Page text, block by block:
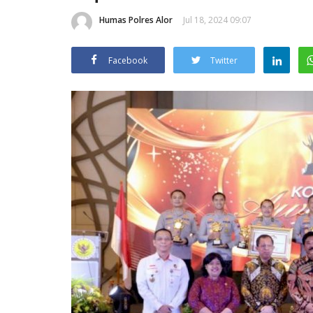
Humas Polres Alor Jul 18, 2024 09:07
Facebook Twitter